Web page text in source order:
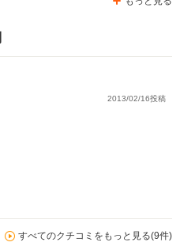
2013/02/16投稿
すべてのクチコミをもっと見る(9件)